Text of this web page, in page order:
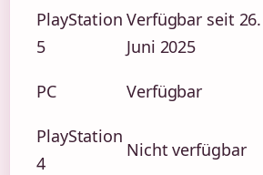
PlayStation
5
Verfügbar seit 26.
Juni 2025
PC Verfügbar
PlayStation
4
Nicht verfügbar